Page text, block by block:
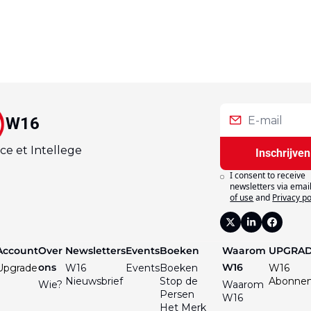
W16
et Intellege Inschrijven
I consent to receive
newsletters via
of useand Privacy
Over
ons
Wie?
Newsletters
W16
Nieuwsbrief
Events
Events
Boeken
Boeken
Stop de
Persen
Het Merk
Waarom
W16
Waarom
W16
W16